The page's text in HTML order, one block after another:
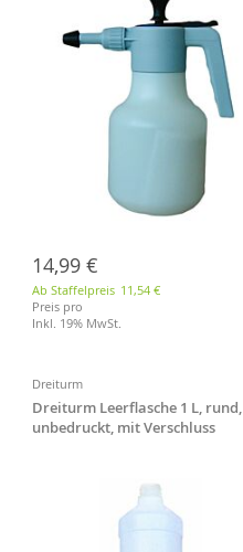
14,99 €
Ab Staffelpreis 11,54 €
Preis pro
Inkl. 19% MwSt.
Dreiturm
Dreiturm Leerflasche 1 L, rund,
unbedruckt, mit Verschluss